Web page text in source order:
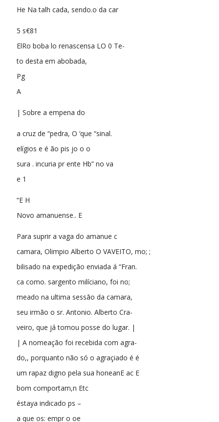
He Na talh cada, sendo.o da car
5 s€81
ElRo boba lo renascensa LO 0 Te-
to desta em abobada,
Pg
A
| Sobre a empena do
a cruz de “pedra, O ‘que “sinal.
elígios e é ão pis jo o o
sura . incuria pr ente Hb” no va
e 1
“E H
Novo amanuense.. E
Para suprir a vaga do amanue c
camara, Olimpio Alberto O VAVEITO, mo; ;
bilisado na expedição enviada á “Fran.
ca como. sargento milíciano, foi no;
meado na ultima sessão da camara,
seu irmão o sr. Antonio. Alberto Cra-
veiro, que já tomou posse do lugar. |
| A nomeação foi recebida com agra-
do,, porquanto não só o agraçiado é é
um rapaz digno pela sua honeanE ac E
bom comportam,n Etc
éstaya indicado ps –
a que os: empr o oe